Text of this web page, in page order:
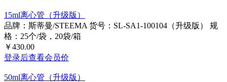
15ml离心管（升级版）
品牌：斯蒂曼/STEEMA 货号：SL-SA1-100104（升级版）
规
格：25个/袋，20袋/箱
￥430.00
登录后查看会员价
50ml离心管（升级版）